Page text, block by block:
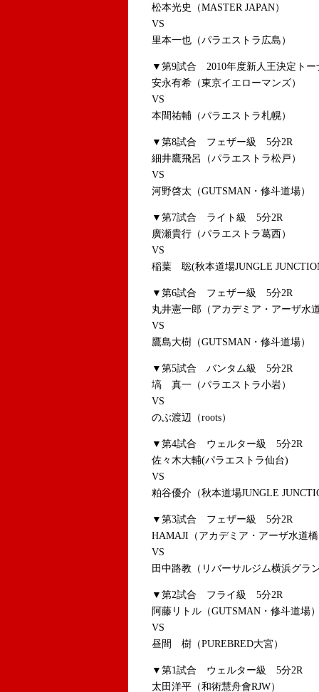
松本光史（MASTER JAPAN）
VS
里本一也（パラエストラ広島）
▼第9試合 2010年度新人王決定ト
安永有希（東京イエローマンズ）
VS
本間祐輔（パラエストラ札幌）
▼第8試合 フェザー級 5分2R
細井鷹飛呂（パラエストラ松戸）
VS
河野啓太（GUTSMAN・修斗道場）
▼第7試合 ライト級 5分2R
廣瀬貴行（パラエストラ葛西）
VS
稲葉 聡(秋本道場JUNGLE
▼第6試合 フェザー級 5分2R
丸井憲一郎（アカデミア・アーザ水
VS
鷹島大樹（GUTSMAN・修斗道場）
▼第5試合 バンタム級 5分2R
塙 真一（パラエストラ小岩）
VS
のぶ渡辺（roots）
▼第4試合 ウェルター級 5分2R
佐々木大輔(パラエストラ仙台)
VS
粕谷優介（秋本道場JUNGLE
▼第3試合 フェザー級 5分2R
HAMAJI（アカデミア・アーザ水道
VS
田中路教（リバーサルジム横浜グラ
▼第2試合 フライ級 5分2R
阿藤リトル（GUTSMAN・修斗道場
VS
昼間 樹（PUREBRED大宮）
▼第1試合 ウェルター級 5分2R
太田洋平（和術慧舟會RJW）